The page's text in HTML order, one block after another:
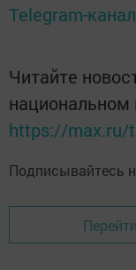
Telegram-
Читайте
https://max.ru/
Подписывайтесь